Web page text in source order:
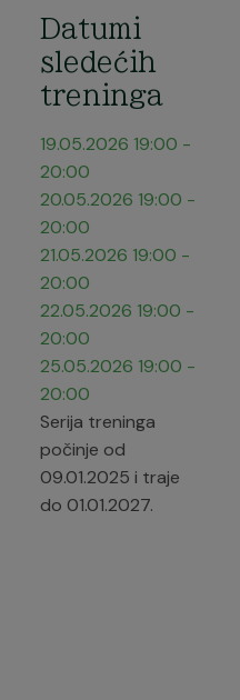
Datumi
sledećih
treninga
19.05.2026 19:00 -
20:00
20.05.2026 19:00 -
20:00
21.05.2026 19:00 -
20:00
22.05.2026 19:00 -
20:00
25.05.2026 19:00 -
20:00
Serija treninga
počinje od
09.01.2025 i traje
do 01.01.2027.